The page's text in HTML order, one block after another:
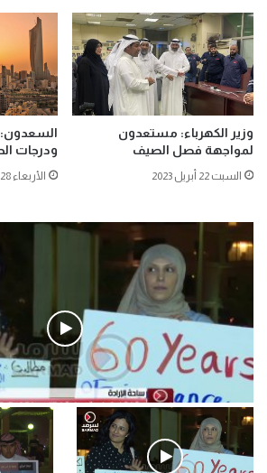
وزير الكهرباء: مستعدون
لمواجهة فصل الصيف
السبت 22 أبريل 2023
ودرجات
الأربعاء 28 أبريل 2021
.وقفة احتجاجية رمزية لـ”#البدون” في ساحة